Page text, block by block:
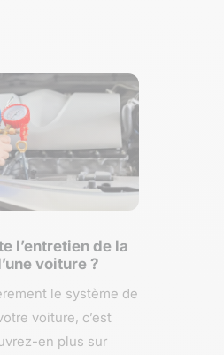
l’entretien de la
voiture ?
le système de
voiture, c’est
en plus sur